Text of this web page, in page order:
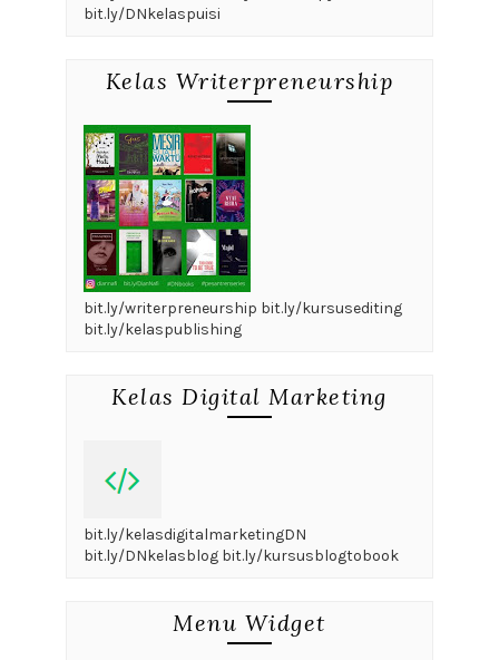
bit.ly/DNkelaspuisi
Kelas Writerpreneurship
bit.ly/writerpreneurship bit.ly/kursusediting
bit.ly/kelaspublishing
Kelas Digital Marketing
bit.ly/kelasdigitalmarketingDN
bit.ly/DNkelasblog bit.ly/kursusblogtobook
Menu Widget